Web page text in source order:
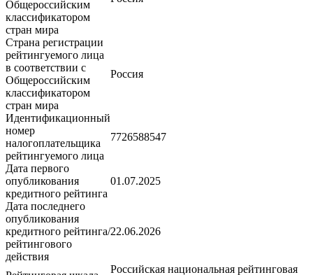
Общероссийским
классификатором
стран мира
Страна регистрации
рейтингуемого лица
в соответствии с
Общероссийским
классификатором
стран мира
Россия
Идентификационный
номер
налогоплательщика
рейтингуемого лица
7726588547
Дата первого
опубликования
кредитного рейтинга
01.07.2025
Дата последнего
опубликования
кредитного рейтинга/
рейтингового
действия
22.06.2026
Российская национальная рейтинговая